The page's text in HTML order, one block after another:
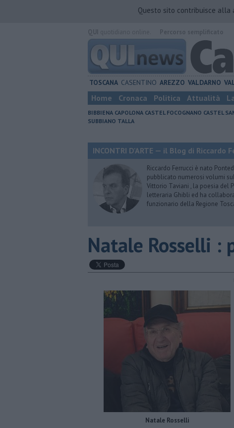
Questo sito contribuisce alla
TOSCANA CASENTINO AREZZO VALDARNO
Home Cronaca Politica Attualità
BIBBIENA CAPOLONA CASTEL FOCOGNANO CASTEL
SUBBIANO TALLA
INCONTRI D'ARTE — il Blog di Riccardo
Riccardo Ferrucci è nato
pubblicato numerosi volumi
Vittorio Taviani , la poesia del
letteraria Ghibli ed ha
funzionario della Regione
​Natale Rosselli :
Natale Rosselli